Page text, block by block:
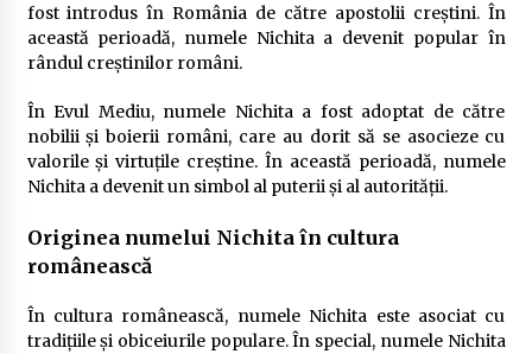
fost introdus în România de către apostolii creștini. În
această perioadă, numele Nichita a devenit popular în
rândul creștinilor români.
În Evul Mediu, numele Nichita a fost adoptat de către
nobilii și boierii români, care au dorit să se asocieze cu
valorile și virtuțile creștine. În această perioadă, numele
Nichita a devenit un simbol al puterii și al autorității.
Originea numelui Nichita în cultura
românească
În cultura românească, numele Nichita este asociat cu
tradițiile și obiceiurile populare. În special, numele Nichita